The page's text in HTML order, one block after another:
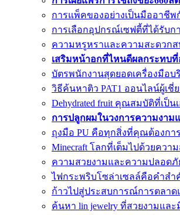
การแพ็คของอย่างเป็นมืออา
การเลือกอุปกรณ์เซฟตี้ที่ได้รับก
ความหรูหราและความสะดวก
เสริมหน้าอกที่ไหนดีผลกระทบที่
บัตรพนักงานสุดยอดเครื่องมือ
วิธีค้นหาติว PAT1 ออนไลน์ผู้เชี่
Dehydrated fruit คุณสมบัติที่เ
การปลูกผมในวงการความงา
ถุงมือ PU คือทุกสิ่งที่คุณต้องกา
Minecraft โลกที่เต็มไปด้วยคว
ความสวยงามและความปลอด
ไฟกระพริบโซล่าเซลล์คือคำส
ก้าวไปสู่ประสบการณ์การตลาด
ค้นหา lin jewelry ที่สวยงามแล